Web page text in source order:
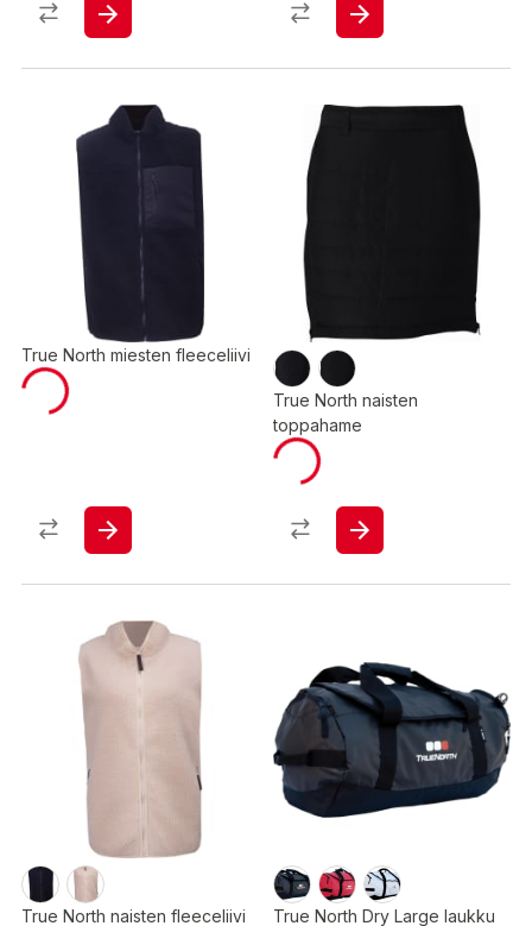
True North miesten fleeceliivi
True North naisten
toppahame
True North naisten fleeceliivi True North Dry Large laukku